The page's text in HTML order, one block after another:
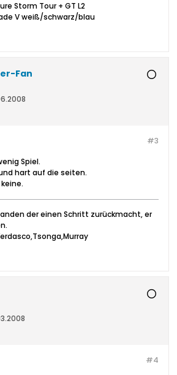
Storm Tour + GT L2
V weiß/schwarz/blau
Fan
#3
Spiel.
hart auf die seiten.
der einen Schritt zurückmacht, er
#4